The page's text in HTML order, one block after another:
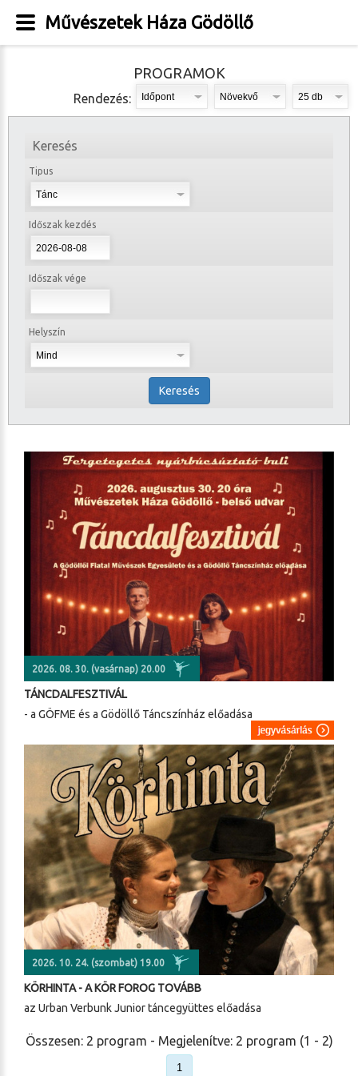
PROGRAMOK
Rendezés:
Keresés
Tipus
Időszak kezdés
Időszak vége
Helyszín
Keresés
2026. 08. 30. (vasárnap) 20.00
TÁNCDALFESZTIVÁL
- a GÖFME és a Gödöllő Táncszínház előadása
2026. 10. 24. (szombat) 19.00
KÖRHINTA - A KÖR FOROG TOVÁBB
az Urban Verbunk Junior táncegyüttes előadása
Összesen: 2 program - Megjelenítve: 2 program (1 - 2)
Művészetek Háza Gödöllő